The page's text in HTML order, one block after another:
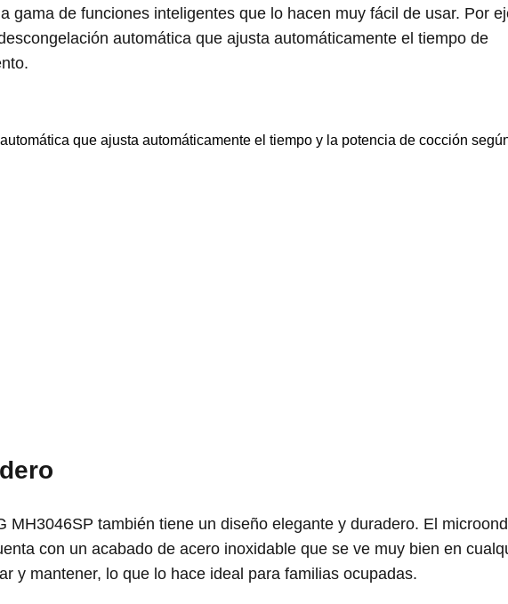
gama de funciones inteligentes que lo hacen muy fácil de usar. Por
automática que ajusta automáticamente el tiempo de
que ajusta automáticamente el tiempo y la potencia de cocción
MH3046SP también tiene un diseño elegante y duradero. El
con un acabado de acero inoxidable que se ve muy bien en
y mantener, lo que lo hace ideal para familias ocupadas.